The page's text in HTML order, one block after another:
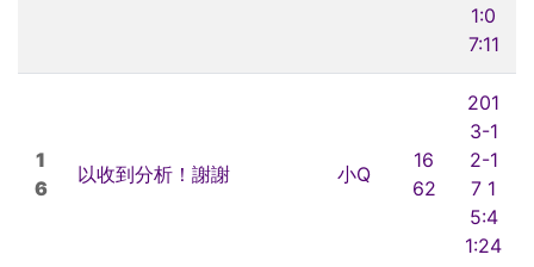
1:0
7:11
1
6
以收到分析！謝謝 小Q
16
62
201
3-1
2-1
7 1
5:4
1:24